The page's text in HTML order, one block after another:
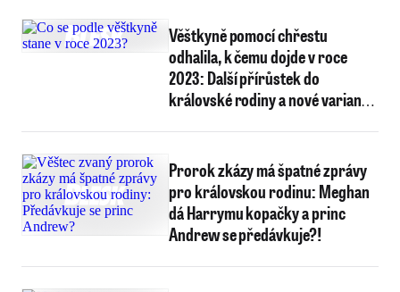
Věštkyně pomocí chřestu
odhalila, k čemu dojde v roce
2023: Další přírůstek do
královské rodiny a nové varianty
Prorok zkázy má špatné zprávy
pro královskou rodinu: Meghan
dá Harrymu kopačky a princ
Andrew se předávkuje?!